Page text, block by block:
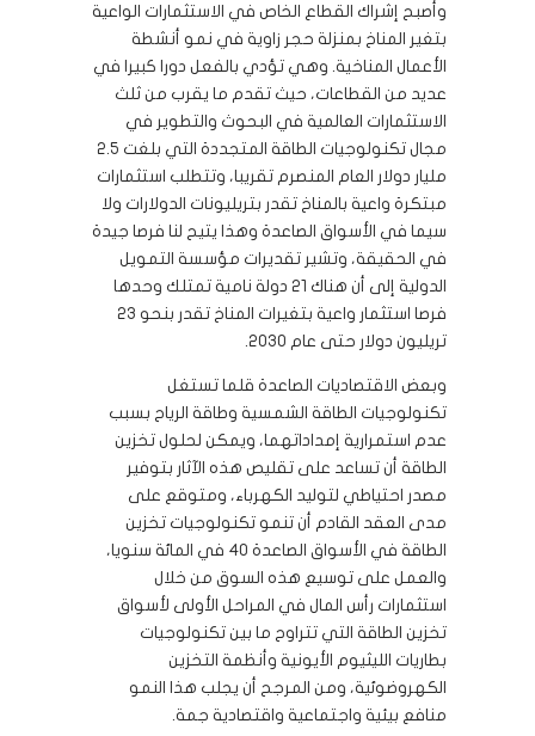
وأصبح إشراك القطاع الخاص في الاستثمارات الواعية
بتغير المناخ بمنزلة حجر زاوية في نمو أنشطة
الأعمال المناخية. وهي تؤدي بالفعل دورا كبيرا في
عديد من القطاعات، حيث تقدم ما يقرب من ثلث
الاستثمارات العالمية في البحوث والتطوير في
مجال تكنولوجيات الطاقة المتجددة التي بلغت 2.5
مليار دولار العام المنصرم تقريبا، وتتطلب استثمارات
مبتكرة واعية بالمناخ تقدر بتريليونات الدولارات ولا
سيما في الأسواق الصاعدة وهذا يتيح لنا فرصا جيدة
في الحقيقة، وتشير تقديرات مؤسسة التمويل
الدولية إلى أن هناك 21 دولة نامية تمتلك وحدها
فرصا استثمار واعية بتغيرات المناخ تقدر بنحو 23
تريليون دولار حتى عام 2030.
وبعض الاقتصاديات الصاعدة قلما تستغل
تكنولوجيات الطاقة الشمسية وطاقة الرياح بسبب
عدم استمرارية إمداداتهما، ويمكن لحلول تخزين
الطاقة أن تساعد على تقليص هذه الآثار بتوفير
مصدر احتياطي لتوليد الكهرباء، ومتوقع على
مدى العقد القادم أن تنمو تكنولوجيات تخزين
الطاقة في الأسواق الصاعدة 40 في المائة سنويا،
والعمل على توسيع هذه السوق من خلال
استثمارات رأس المال في المراحل الأولى لأسواق
تخزين الطاقة التي تتراوح ما بين تكنولوجيات
بطاريات الليثيوم الأيونية وأنظمة التخزين
الكهروضوئية، ومن المرجح أن يجلب هذا النمو
منافع بيئية واجتماعية واقتصادية جمة.